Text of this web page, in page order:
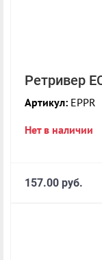
Ретривер
Артикул: EPPR
Нет в наличии
157.00 руб.